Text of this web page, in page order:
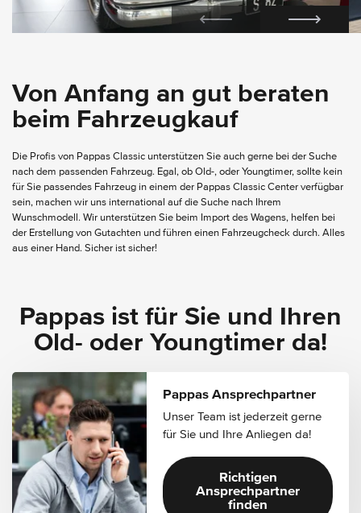
Von Anfang an gut beraten
beim Fahrzeugkauf
Die Profis von Pappas Classic unterstützen Sie auch gerne bei der Suche
nach dem passenden Fahrzeug. Egal, ob Old-, oder Youngtimer, sollte kein
für Sie passendes Fahrzeug in einem der Pappas Classic Center verfügbar
sein, machen wir uns international auf die Suche nach Ihrem
Wunschmodell. Wir unterstützen Sie beim Import des Wagens, helfen bei
der Erstellung von Gutachten und führen einen Fahrzeugcheck durch. Alles
aus einer Hand. Sicher ist sicher!
Pappas ist für Sie und Ihren
Old- oder Youngtimer da!
Pappas Ansprechpartner
Unser Team ist jederzeit gerne
für Sie und Ihre Anliegen da!
Richtigen
Ansprechpartner
finden